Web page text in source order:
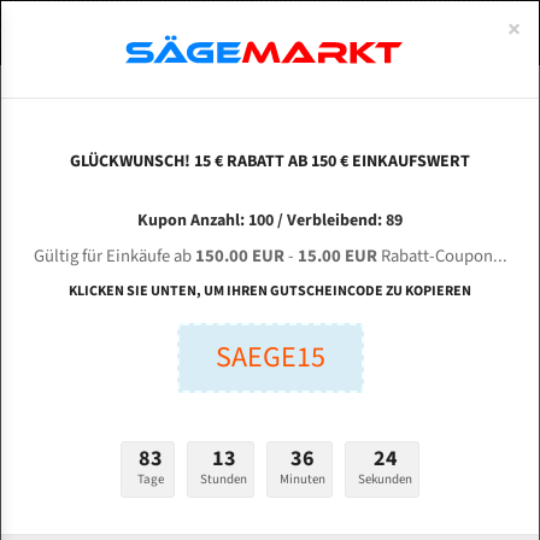
CORMAK S - 350 für 4115 mm Bi-Metall
Bandsägeblätter
Länge (mm):
Stärken + Zahnteilung:
mm
ABOUTS
ENGLISH
Bi-Metall Meterware
Fleischerei Bandsägeblätter
Bandmesser Glatt Meterware
Konvex Meterware
×
GLÜCKWUNSCH! 15 € RABATT AB 150 € EINKAUFSWERT
Kupon Anzahl: 100 / Verbleibend: 89
Gültig für Einkäufe ab150.00 EUR- 15.00 EURRabatt-Coupon...
KLICKEN SIE UNTEN, UM IHREN GUTSCHEINCODE ZU KOPIEREN
SAEGE15
83
Tage
13
Stunden
36
Minuten
23
Sekunden